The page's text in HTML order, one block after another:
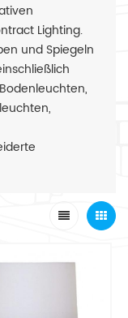
Lighting.
und Spiegeln